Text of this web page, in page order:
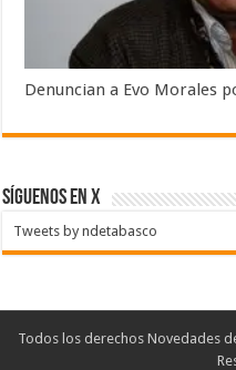
Denuncian a Evo Morales
SÍGUENOS EN X
Tweets by ndetabasco
Todos los derechos Novedades